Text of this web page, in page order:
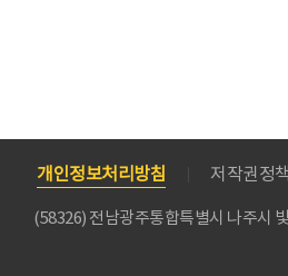
개인정보처리방침 저작권정책
(58326) 전남광주통합특별시 나주시